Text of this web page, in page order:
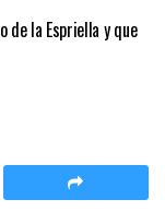
de la Espriella y que